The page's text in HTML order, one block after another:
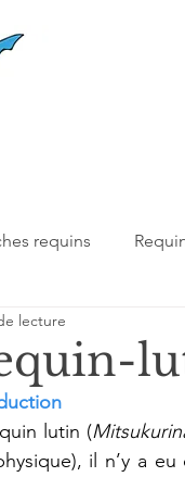
requins
lecture
lutin (
il n’y a